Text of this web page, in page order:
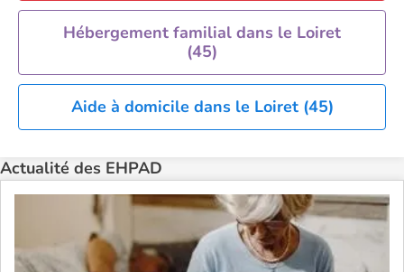
Hébergement familial dans le Loiret
(45)
Aide à domicile dans le Loiret (45)
Actualité des EHPAD